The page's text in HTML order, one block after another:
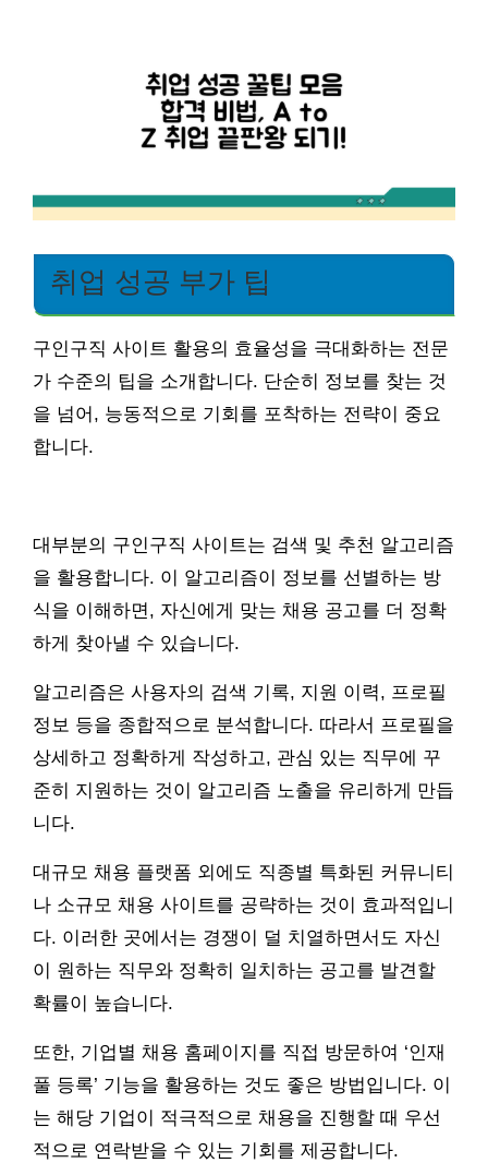
취업 성공 부가 팁
구인구직 사이트 활용의 효율성을 극대화하는 전문
가 수준의 팁을 소개합니다. 단순히 정보를 찾는 것
을 넘어, 능동적으로 기회를 포착하는 전략이 중요
합니다.
대부분의 구인구직 사이트는 검색 및 추천 알고리즘
을 활용합니다. 이 알고리즘이 정보를 선별하는 방
식을 이해하면, 자신에게 맞는 채용 공고를 더 정확
하게 찾아낼 수 있습니다.
알고리즘은 사용자의 검색 기록, 지원 이력, 프로필
정보 등을 종합적으로 분석합니다. 따라서 프로필을
상세하고 정확하게 작성하고, 관심 있는 직무에 꾸
준히 지원하는 것이 알고리즘 노출을 유리하게 만듭
니다.
대규모 채용 플랫폼 외에도 직종별 특화된 커뮤니티
나 소규모 채용 사이트를 공략하는 것이 효과적입니
다. 이러한 곳에서는 경쟁이 덜 치열하면서도 자신
이 원하는 직무와 정확히 일치하는 공고를 발견할
확률이 높습니다.
또한, 기업별 채용 홈페이지를 직접 방문하여 ‘인재
풀 등록’ 기능을 활용하는 것도 좋은 방법입니다. 이
는 해당 기업이 적극적으로 채용을 진행할 때 우선
적으로 연락받을 수 있는 기회를 제공합니다.